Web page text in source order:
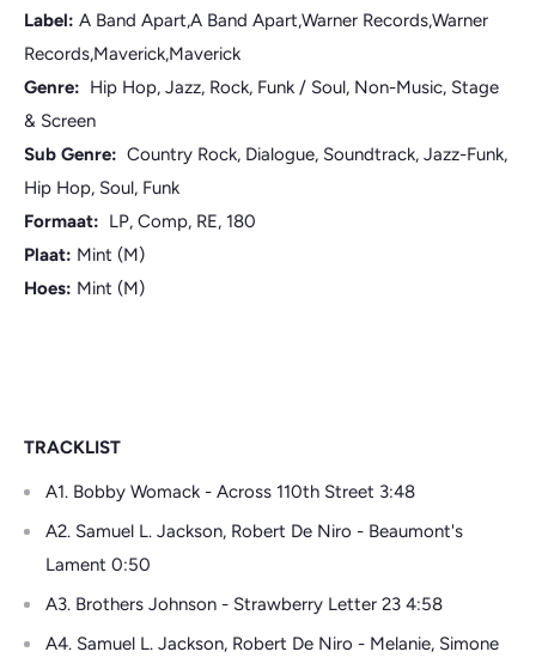
Label: A Band Apart,A Band Apart,Warner Records,Warner
Records,Maverick,Maverick
Genre: Hip Hop, Jazz, Rock, Funk / Soul, Non-Music, Stage
& Screen
Sub Genre: Country Rock, Dialogue, Soundtrack, Jazz-Funk,
Hip Hop, Soul, Funk
Formaat: LP, Comp, RE, 180
Plaat: Mint (M)
Hoes: Mint (M)
TRACKLIST
A1. Bobby Womack - Across 110th Street 3:48
A2. Samuel L. Jackson, Robert De Niro - Beaumont's
Lament 0:50
A3. Brothers Johnson - Strawberry Letter 23 4:58
A4. Samuel L. Jackson, Robert De Niro - Melanie, Simone